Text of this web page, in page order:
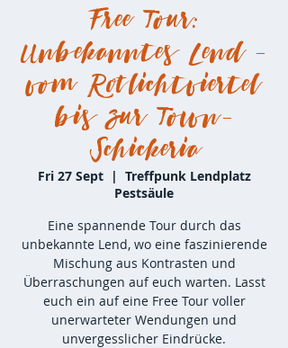
Free Tour:
Unbekanntes Lend -
vom Rotlichtviertel
bis zur Town-
Schickeria
Fri 27 Sept
  |
Treffpunk Lendplatz
Pestsäule
Eine spannende Tour durch das
unbekannte Lend, wo eine faszinierende
Mischung aus Kontrasten und
Überraschungen auf euch warten. Lasst
euch ein auf eine Free Tour voller
unerwarteter Wendungen und
unvergesslicher Eindrücke.